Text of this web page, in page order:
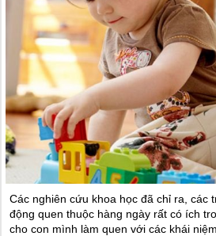
Các nghiên cứu khoa học đã chỉ ra, các
động quen thuộc hàng ngày rất có ích
cho con mình làm quen với các khái